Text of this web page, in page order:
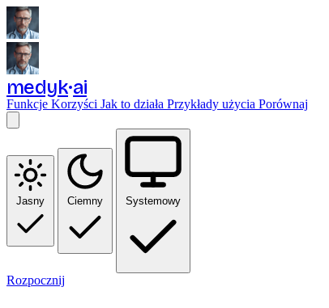
medyk ai
Funkcje Korzyści Jak to działa Przykłady użycia Porównaj
Jasny Ciemny Systemowy
Rozpocznij